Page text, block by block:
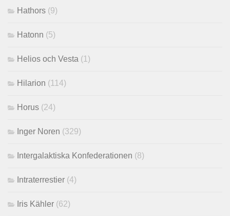
Hathors (9)
Hatonn (5)
Helios och Vesta (1)
Hilarion (114)
Horus (24)
Inger Noren (329)
Intergalaktiska Konfederationen (8)
Intraterrestier (4)
Iris Kähler (62)